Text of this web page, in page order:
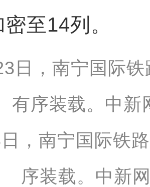
至14列。
，南宁国际铁
序装载。中新